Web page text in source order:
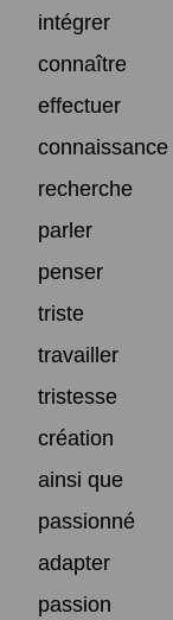
intégrer
connaître
effectuer
connaissance
recherche
parler
penser
triste
travailler
tristesse
création
ainsi que
passionné
adapter
passion